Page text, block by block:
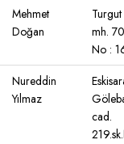
Mehmet
Doğan
mh.
No :
Nureddin
Yılmaz
cad.